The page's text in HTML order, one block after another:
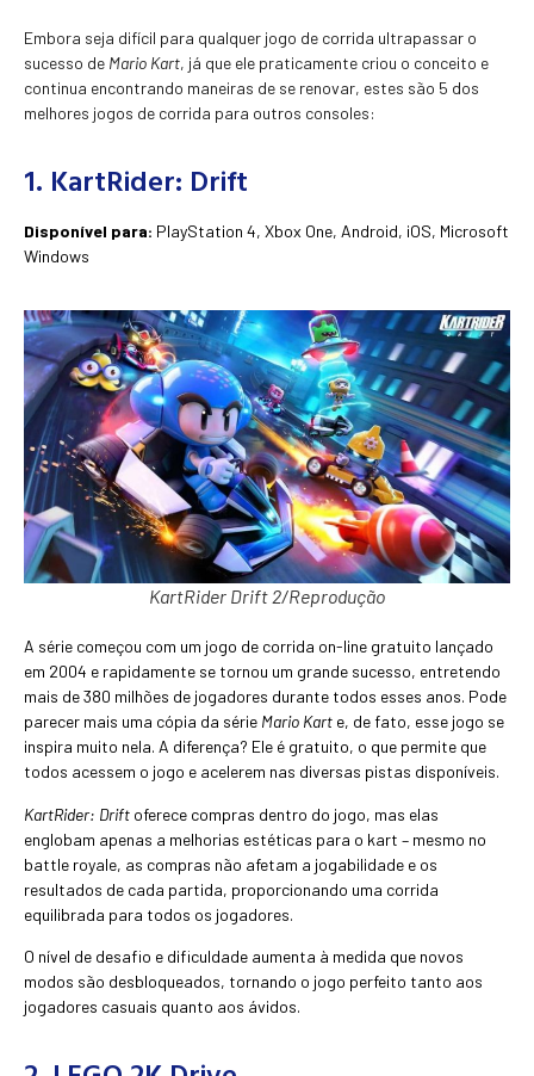
Embora seja difícil para qualquer jogo de corrida ultrapassar o
sucesso de Mario Kart, já que ele praticamente criou o conceito e
continua encontrando maneiras de se renovar, estes são 5 dos
melhores jogos de corrida para outros consoles:
1. KartRider: Drift
Disponível para: PlayStation 4, Xbox One, Android, iOS, Microsoft
Windows
KartRider Drift 2/Reprodução
A série começou com um jogo de corrida on-line gratuito lançado
em 2004 e rapidamente se tornou um grande sucesso, entretendo
mais de 380 milhões de jogadores durante todos esses anos. Pode
parecer mais uma cópia da série Mario Kart e, de fato, esse jogo se
inspira muito nela. A diferença? Ele é gratuito, o que permite que
todos acessem o jogo e acelerem nas diversas pistas disponíveis.
KartRider: Drift oferece compras dentro do jogo, mas elas
englobam apenas a melhorias estéticas para o kart – mesmo no
battle royale, as compras não afetam a jogabilidade e os
resultados de cada partida, proporcionando uma corrida
equilibrada para todos os jogadores.
O nível de desafio e dificuldade aumenta à medida que novos
modos são desbloqueados, tornando o jogo perfeito tanto aos
jogadores casuais quanto aos ávidos.